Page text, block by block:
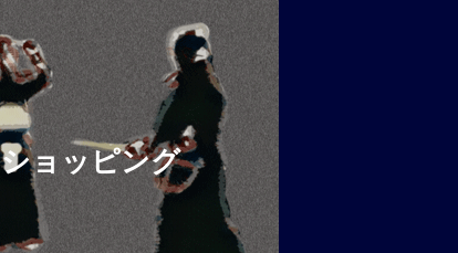
ショッピング